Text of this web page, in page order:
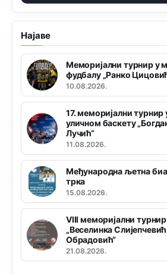
Најаве
Меморијални турнир у
фудбалу „Ранко
10.08.2026.
17. меморијални турнир
уличном баскету
Лучић“
11.08.2026.
Међународна љетна
трка
15.08.2026.
VIII меморијални турнир
„Веселинка Слијепчевић
Обрадовић“
21.08.2026.